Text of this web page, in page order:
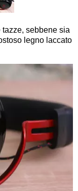
sebbene sia
legno laccato